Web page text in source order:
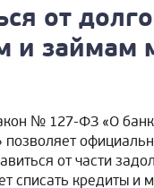
от
и займам
№ 127-ФЗ «О
позволяет
от части
списать кредиты и